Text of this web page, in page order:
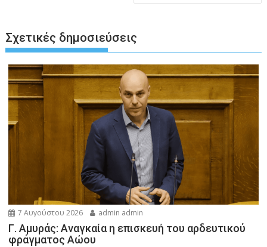
Σχετικές δημοσιεύσεις
7 Αυγούστου 2026 admin admin
Γ. Αμυράς: Αναγκαία η επισκευή του αρδευτικού
φράγματος Αώου